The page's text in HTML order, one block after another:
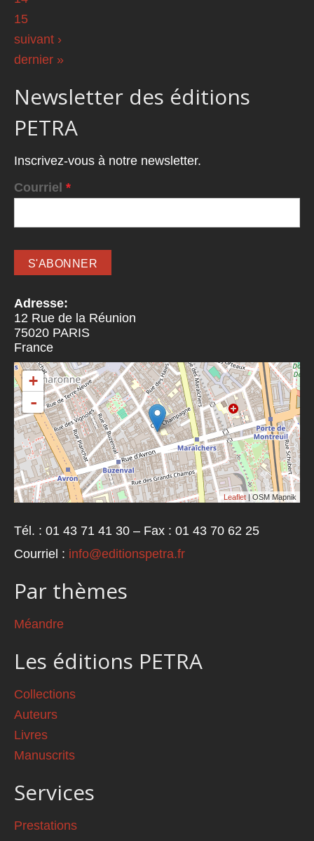
15
suivant ›
dernier »
Newsletter des éditions
PETRA
Inscrivez-vous à notre newsletter.
Courriel *
Adresse:
12 Rue de la Réunion
75020 PARIS
France
+
-
Leaflet | OSM Mapnik
Tél. : 01 43 71 41 30 – Fax : 01 43 70 62 25
Courriel : info@editionspetra.fr
Par thèmes
Méandre
Les éditions PETRA
Collections
Auteurs
Livres
Manuscrits
Services
Prestations